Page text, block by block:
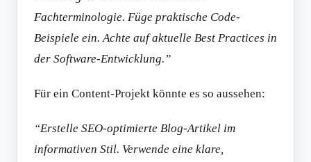
Fachterminologie. Füge praktische Code-
Beispiele ein. Achte auf aktuelle Best Practices in
der Software-Entwicklung.”
Für ein Content-Projekt könnte es so aussehen:
“Erstelle SEO-optimierte Blog-Artikel im
informativen Stil. Verwende eine klare,